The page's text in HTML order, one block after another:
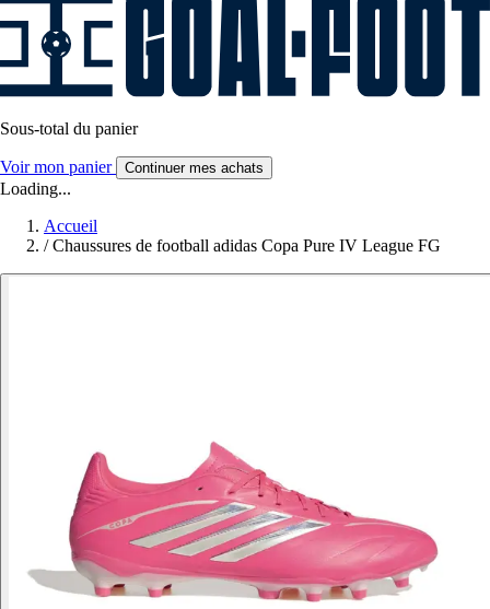
Sous-total du panier
Voir mon panier Continuer mes achats
Loading...
Accueil
/ Chaussures de football adidas Copa Pure IV League FG